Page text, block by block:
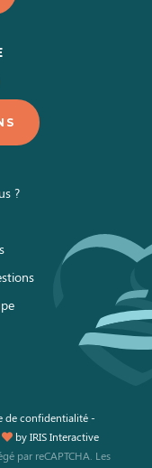
Suivez-
nous
sur
Youtube
?
de confidentialité-
byIRIS Interactive
par reCAPTCHA. Les